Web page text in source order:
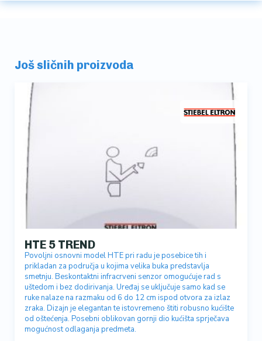
Još sličnih proizvoda
HTE 5 TREND
Povoljni osnovni model HTE pri radu je posebice tih i
prikladan za područja u kojima velika buka predstavlja
smetnju. Beskontaktni infracrveni senzor omogućuje rad s
uštedom i bez dodirivanja. Uređaj se uključuje samo kad se
ruke nalaze na razmaku od 6 do 12 cm ispod otvora za izlaz
zraka. Dizajn je elegantan te istovremeno štiti robusno kućište
od oštećenja. Posebni oblikovan gornji dio kućišta sprječava
mogućnost odlaganja predmeta.